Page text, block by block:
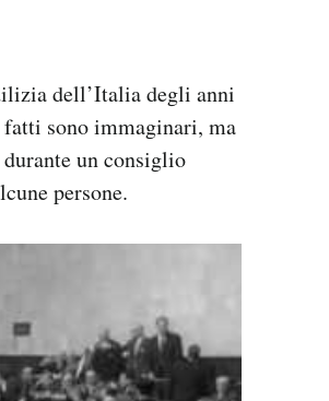
dell’Italia degli anni
sono immaginari, ma
un consiglio
persone.